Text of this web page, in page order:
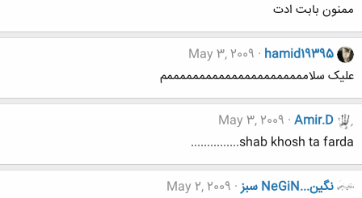
ممنون بابت ادت
hamid19395
May 3, 2009
علیک سلاممممممممممممممممممممممم
Amir.D
May 3, 2009
shab khosh ta farda...............
نگين...NeGiN سبز
May 2, 2009